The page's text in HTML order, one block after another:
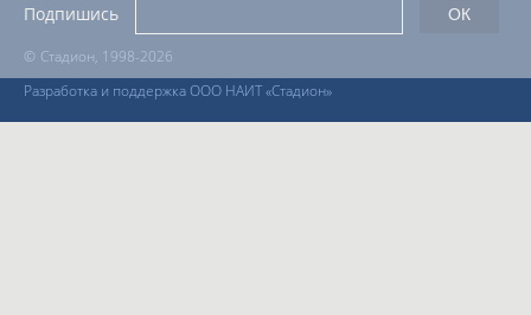
© Стадион, 1998-2026
Разработка и поддержка ООО НАИТ «Стадион»
Подпишись